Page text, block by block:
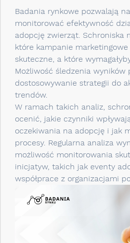
Badania rynkowe pozwalają
monitorować efektywność
adopcję zwierząt. Schroniska
które kampanie marketingowe
skuteczne, a które
Możliwość śledzenia wyników
dostosowywanie strategii do
trendów.
W ramach takich analiz,
ocenić, jakie czynniki
oczekiwania na adopcję i jak
procesy. Regularna analiza
możliwość monitorowania
inicjatyw, takich jak eventy
współprace z organizacjami